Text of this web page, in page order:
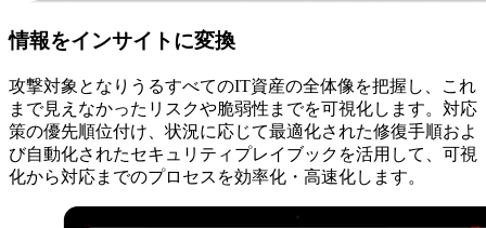
情報をインサイトに変換
攻撃対象となりうるすべてのIT資産の全体像を把握し、これ
まで見えなかったリスクや脆弱性までを可視化します。対応
策の優先順位付け、状況に応じて最適化された修復手順およ
び自動化されたセキュリティプレイブックを活用して、可視
化から対応までのプロセスを効率化・高速化します。